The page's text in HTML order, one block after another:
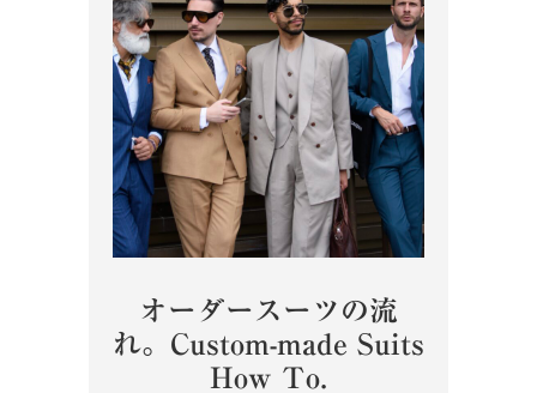
オーダースーツの流
れ。Custom-made Suits
How To.